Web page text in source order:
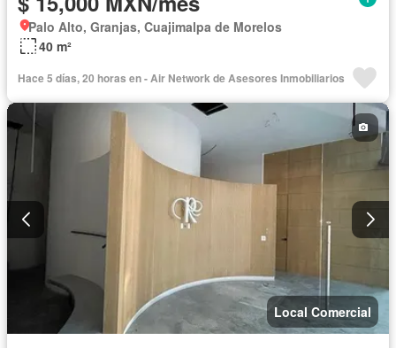
Palo Alto, Granjas, Cuajimalpa de Morelos
40 m²
Hace 5 días, 20 horas en - Air Network de Asesores Inmobiliarios
Local Comercial